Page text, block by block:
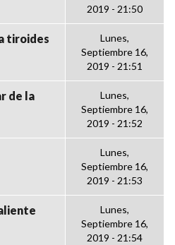
2019 - 21:50
tiroides
Lunes,
Septiembre 16,
2019 - 21:51
de la
Lunes,
Septiembre 16,
2019 - 21:52
Lunes,
Septiembre 16,
2019 - 21:53
Lunes,
Septiembre 16,
2019 - 21:54